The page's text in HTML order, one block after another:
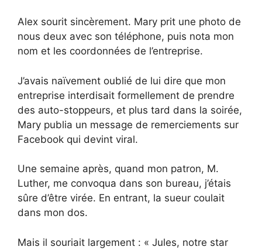
Alex sourit sincèrement. Mary prit une photo de
nous deux avec son téléphone, puis nota mon
nom et les coordonnées de l’entreprise.
J’avais naïvement oublié de lui dire que mon
entreprise interdisait formellement de prendre
des auto-stoppeurs, et plus tard dans la soirée,
Mary publia un message de remerciements sur
Facebook qui devint viral.
Une semaine après, quand mon patron, M.
Luther, me convoqua dans son bureau, j’étais
sûre d’être virée. En entrant, la sueur coulait
dans mon dos.
Mais il souriait largement : « Jules, notre star